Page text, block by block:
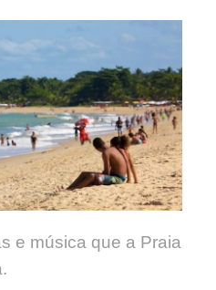
e música que a Praia